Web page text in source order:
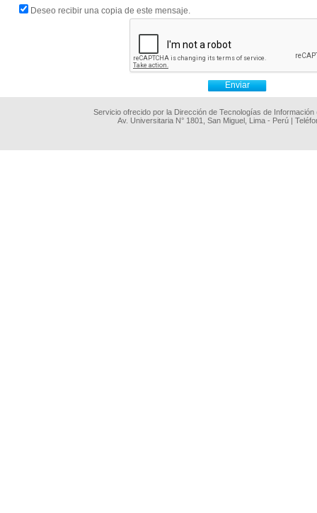
Deseo recibir una copia de este mensaje.
Servicio ofrecido por la Dirección de Tecnologías de
Av. Universitaria N° 1801, San Miguel, Lima - Perú |